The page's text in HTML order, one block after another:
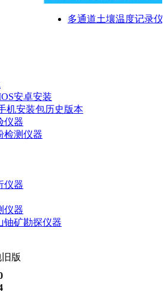
多通道土壤温度记录仪
安卓安装
机安装包历史版本
仪器
粉检测仪器
仪器
仪器
山铀矿勘探仪器
版